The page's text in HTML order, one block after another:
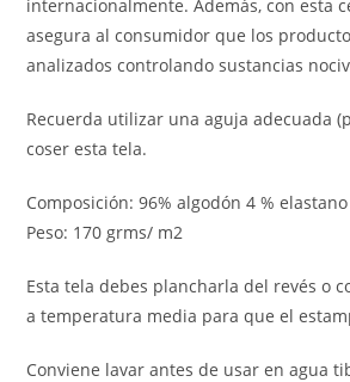
internacionalmente. Además, con esta
asegura al consumidor que los
analizados controlando sustancias
Recuerda utilizar una aguja adecuada
coser esta tela.
Composición: 96% algodón 4 % elastano
Peso: 170 grms/ m2
Esta tela debes plancharla del revés o
a temperatura media para que el
Conviene lavar antes de usar en agua